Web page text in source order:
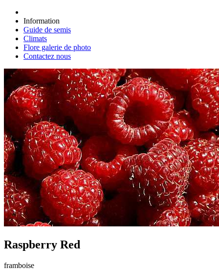
Information
Guide de semis
Climats
Flore galerie de photo
Contactez nous
Raspberry Red
framboise